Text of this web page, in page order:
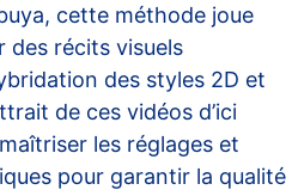
cette méthode joue
des récits visuels
des styles 2D et
de ces vidéos d’ici
les réglages et
pour garantir la qualité